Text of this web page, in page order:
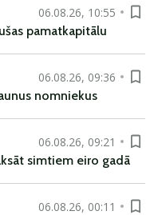
06.08.26, 10:55
pamatkapitālu
06.08.26, 09:36
nomniekus
06.08.26, 09:21
simtiem eiro gadā
06.08.26, 00:11